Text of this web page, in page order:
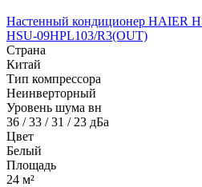
Настенный кондиционер HAIER
HSU-09HPL103/R3(OUT)
Страна
Китай
Тип компрессора
Неинверторный
Уровень шума вн
36 / 33 / 31 / 23 дБа
Цвет
Белый
Площадь
24 м²